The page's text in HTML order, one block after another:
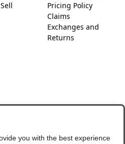
Pricing Policy
Claims
Exchanges and
Returns
you with the best experience